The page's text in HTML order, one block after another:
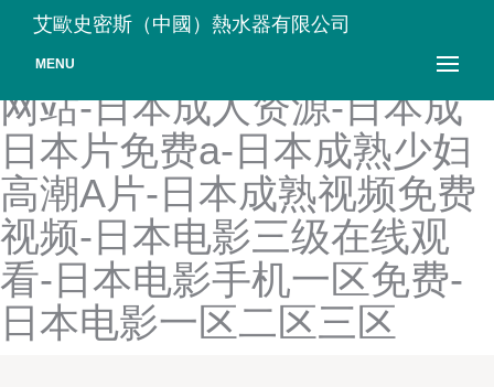
日本成人现在观看视频-日本
成人一区-日本成人在线视频
网站-日本成人资源-日本成
日本片免费a-日本成熟少妇
高潮A片-日本成熟视频免费
视频-日本电影三级在线观
看-日本电影手机一区免费-
日本电影一区二区三区
艾歐史密斯（中國）熱水器有限公司
MENU